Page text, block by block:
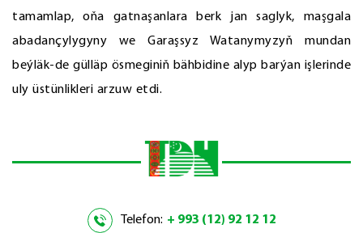
tamamlap, oňa gatnaşanlara berk jan saglyk, maşgala
abadançylygyny we Garaşsyz Watanymyzyň mundan
beýläk-de gülläp ösmeginiň bähbidine alyp barýan işlerinde
uly üstünlikleri arzuw etdi.
Telefon: + 993 (12) 92 12 12